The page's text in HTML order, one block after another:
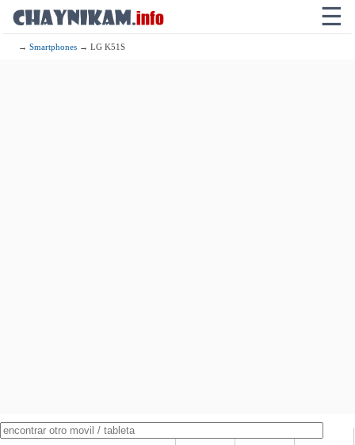
☰
→Smartphones → LG K51S